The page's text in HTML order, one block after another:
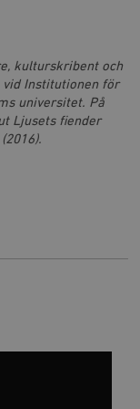
kulturskribent och
Institutionen för
universitet. På
Ljusets fiender